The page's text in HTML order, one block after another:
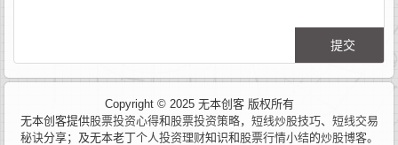
Copyright © 2025 无本创客 版权所有
无本创客提供股票投资心得和股票投资策略， 短线炒股技巧、 短线交易
秘诀分享；及无本老丁个人投资理财知识和股票行情小结的炒股博客。